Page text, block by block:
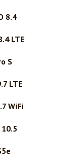
8.4
LTE
S
LTE
WiFi